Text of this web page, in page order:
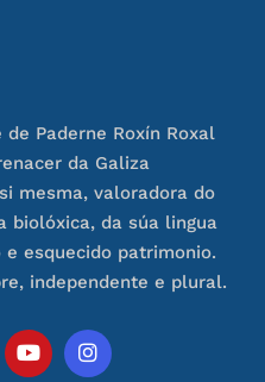
Paderne Roxín Roxal
da Galiza
mesma, valoradora do
biolóxica, da súa lingua
esquecido patrimonio.
independente e plural.